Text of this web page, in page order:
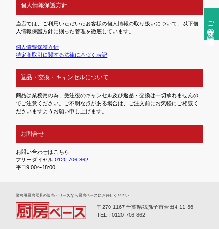
ご注文前の確認事項
個人情報保護方針
当店では、ご利用いただいたお客様の個人情報の取り扱いについて、以下個
人情報保護方針に則った管理を徹底しています。
個人情報保護方針
特定商取引に関する法律に基づく表記
返品・交換・キャンセルについて
商品は業務用の為、受注後のキャンセル及び返品・交換は一切承れませんの
でご注意ください。ご不明な点がある場合は、ご注文前にお気軽にご相談く
ださいますようお願い申し上げます。
お問合せ
お問い合わせはこちら
フリーダイヤル0120-706-862
平日9:00〜18:00
業務⽤厨房器具の販売・リースなら厨房ベースにお任せください！
〒270-1167 千葉県我孫子市台田4-11-36
TEL：0120-706-862